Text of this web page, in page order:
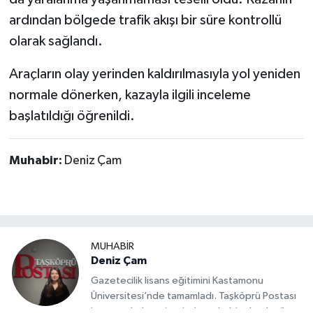
ardından bölgede trafik akışı bir süre kontrollü
olarak sağlandı.
Araçların olay yerinden kaldırılmasıyla yol yeniden
normale dönerken, kazayla ilgili inceleme
başlatıldığı öğrenildi.
Muhabir: Deniz Çam
MUHABİR
Deniz Çam
Gazetecilik lisans eğitimini Kastamonu
Üniversitesi’nde tamamladı. Taşköprü Postası
Dünya Haberleri
Yerel Haberler
Haber Arşivi